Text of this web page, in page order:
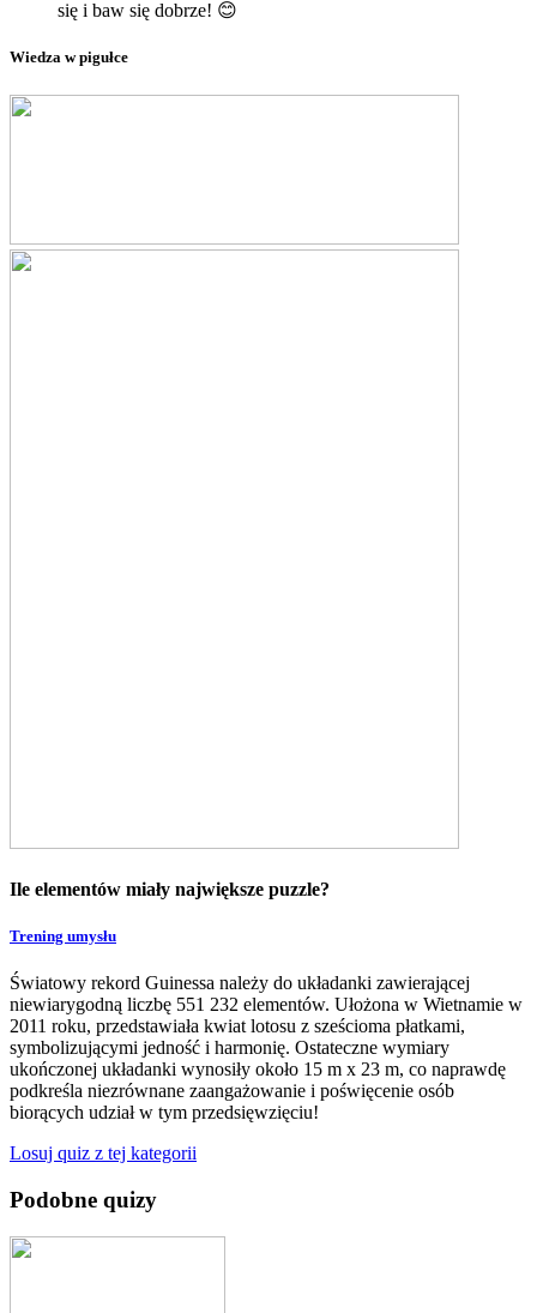
się i baw się dobrze! 😊
Wiedza w pigułce
Ile elementów miały największe puzzle?
Trening umysłu
Światowy rekord Guinessa należy do układanki zawierającej
niewiarygodną liczbę 551 232 elementów. Ułożona w Wietnamie w
2011 roku, przedstawiała kwiat lotosu z sześcioma płatkami,
symbolizującymi jedność i harmonię. Ostateczne wymiary
ukończonej układanki wynosiły około 15 m x 23 m, co naprawdę
podkreśla niezrównane zaangażowanie i poświęcenie osób
biorących udział w tym przedsięwzięciu!
Losuj quiz z tej kategorii
Podobne quizy